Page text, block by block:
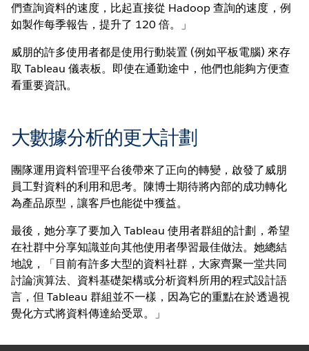
們查詢資料的速度，比起直接從 Hadoop 查詢的速度，例
如製作每季報告，提升了 120 倍。」
威朋的許多使用者都是使用行動裝置 (例如平板電腦) 來存
取 Tableau 儀表板。即使在通勤途中，他們也能夠方便查
看重要資訊。
大數據分析的更大計劃
團隊運用資料管理平台後帶來了正向的轉變，啟發了威朋
員工對資料的利用和思考。陳博士期待將內部的成功轉化
為產品原型，讓客戶也能從中獲益。
最後，她分享了要加入 Tableau 使用者群組的計劃，希望
在社群中分享知識並向其他使用者學習最佳做法。她總結
地說，「目前有許多大型的資料社群，大家齊聚一堂共同
討論演算法、資料基礎架構或分析資料所用的程式設計語
言，但 Tableau 群組並不一樣，因為它的重點在於透過視
覺化方式將資料傳達給受眾。」